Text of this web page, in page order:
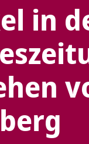
in